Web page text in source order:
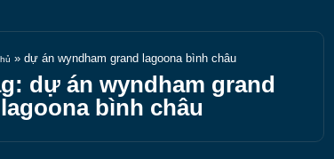
» dự án wyndham grand lagoona bình châu
dự án wyndham grand
lagoona bình châu